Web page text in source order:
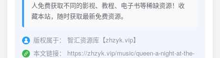
人免费获取不同的影视、教程、电子书等稀缺资源！收
藏本站，随时获取最新免费资源。
版权属于：
智汇资源库【zhzyk.vip】
本文链接：
https://zhzyk.vip/music/queen-a-night-at-the-